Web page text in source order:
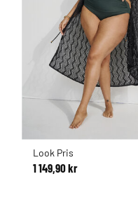
Look Pris
1 149,90 kr